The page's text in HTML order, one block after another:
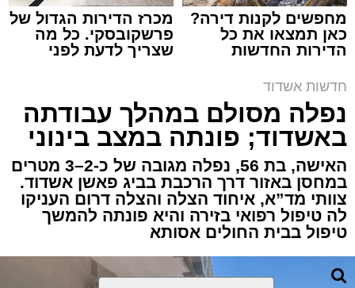
תגים: איחוד הצלה אשדוד, הצלה
אירוע דרמטי הסתיים בנס רפואי באשדוד, לאחר
שגבר בן 56 התמוטט בביתו שבאחד הרחובות
ברובע י"א בעיר, כתוצאה מאירוע פתאומי שגרם
להפסקת פעילות ליבו.
למקום הוזעקו מיד צוותי רפואה ומתנדבים של
ארגון "איחוד הצלה". החובשים והפרמדיקים
שהגיעו לזירה הבחינו כי הגבר ללא דופק וללא
הכרה, ופתחו מיידית בפעולות החייאה מתקדמות,
מחפשים לקנות דירה?
כאן תמצאו את כל
הדירות החדשות
מכרז הדירות הגדול של
פרשקובסקי. כל מה
שצריך לדעת לפני
חדשות אשדוד
נפלה מסולם במהלך עבודתה
באשדוד; פונתה במצב בינוני
האישה, בת 56, נפלה מגובה של כ-2–3 מטרים
במחסן באזור דרך הרכבת בביג פאשן אשדוד.
צוותי מד”א, איחוד הצלה והצלה דרום העניקו
לה טיפול רפואי בזירה והיא פונתה להמשך
טיפול בבית החולים אסותא